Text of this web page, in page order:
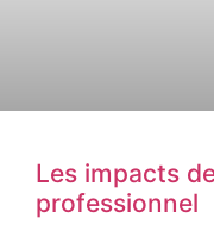
Les impacts
professionnel